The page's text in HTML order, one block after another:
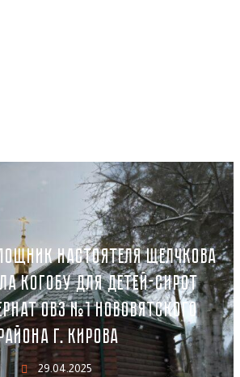
НАСТОЯТЕЛЯ ЩЕЛЧКОВА
КОГОБУ ДЛЯ ДЕТЕЙ-СИРОТ
ОВЗ №1 НОВОВЯТСКОГО
Г. КИРОВА
29.04.2025